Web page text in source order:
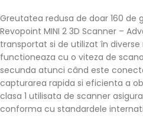
Greutatea redusa de doar 160 de
Revopoint MINI 2 3D Scanner –
transportat si de utilizat în diverse
functioneaza cu o viteza de
secunda atunci când este
capturarea rapida si eficienta a
clasa 1 utilisata de scanner
conforma cu standardele